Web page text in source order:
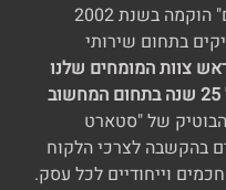
"סטארט פתרונות מחשוב מתקדמים" הוקמה בשנת 2002
בתחום שירותי
צוות המומחים שלנו
עומד גיל פוקס המתגאה בניסיון של 25 שנה בתחום המחשוב
הבוטיק של "סטארט
בהקשבה לצרכי הלקוח
וייחודיים לכל עסק.